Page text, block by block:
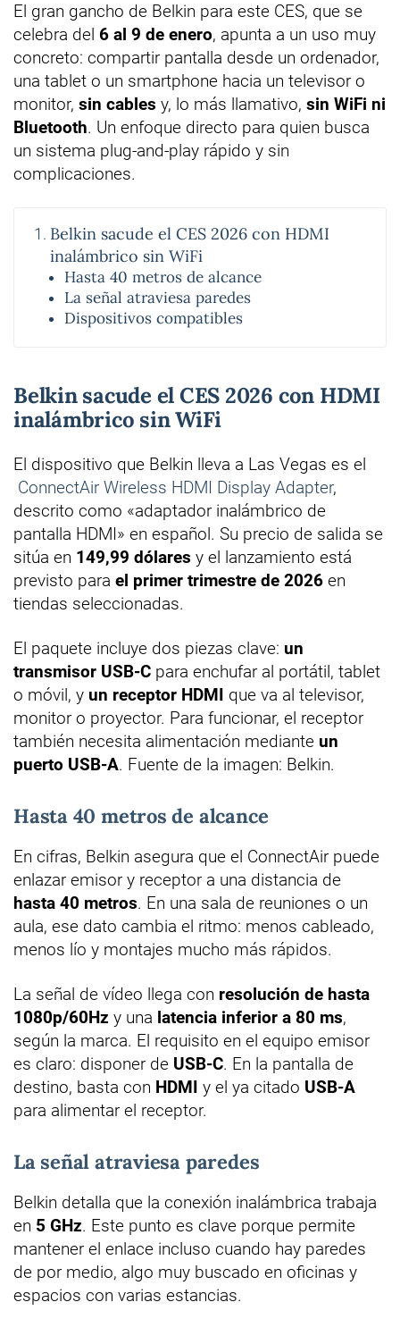
El gran gancho de Belkin para este CES, que se
celebra del 6 al 9 de enero, apunta a un uso muy
concreto: compartir pantalla desde un ordenador,
una tablet o un smartphone hacia un televisor o
monitor, sin cables y, lo más llamativo, sin WiFi ni
Bluetooth. Un enfoque directo para quien busca
un sistema plug-and-play rápido y sin
complicaciones.
Belkin sacude el CES 2026 con HDMI
inalámbrico sin WiFi
Hasta 40 metros de alcance
La señal atraviesa paredes
Dispositivos compatibles
Belkin sacude el CES 2026 con HDMI
inalámbrico sin WiFi
El dispositivo que Belkin lleva a Las Vegas es el
ConnectAir Wireless HDMI Display Adapter,
descrito como «adaptador inalámbrico de
pantalla HDMI» en español. Su precio de salida se
sitúa en 149,99 dólares y el lanzamiento está
previsto para el primer trimestre de 2026 en
tiendas seleccionadas.
El paquete incluye dos piezas clave: un
transmisor USB-C para enchufar al portátil, tablet
o móvil, y un receptor HDMI que va al televisor,
monitor o proyector. Para funcionar, el receptor
también necesita alimentación mediante un
puerto USB-A. Fuente de la imagen: Belkin.
Hasta 40 metros de alcance
En cifras, Belkin asegura que el ConnectAir puede
enlazar emisor y receptor a una distancia de
hasta 40 metros. En una sala de reuniones o un
aula, ese dato cambia el ritmo: menos cableado,
menos lío y montajes mucho más rápidos.
La señal de vídeo llega con resolución de hasta
1080p/60Hz y una latencia inferior a 80 ms,
según la marca. El requisito en el equipo emisor
es claro: disponer de USB-C. En la pantalla de
destino, basta con HDMI y el ya citado USB-A
para alimentar el receptor.
La señal atraviesa paredes
Belkin detalla que la conexión inalámbrica trabaja
en 5 GHz. Este punto es clave porque permite
mantener el enlace incluso cuando hay paredes
de por medio, algo muy buscado en oficinas y
espacios con varias estancias.